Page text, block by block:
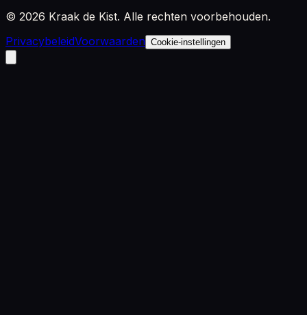
© 2026 Kraak de Kist. Alle rechten voorbehouden.
PrivacybeleidVoorwaarden Cookie-instellingen